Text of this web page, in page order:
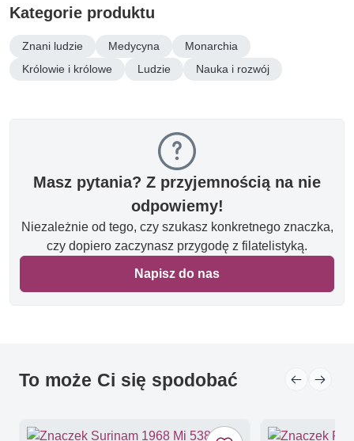
Kategorie produktu
Znani ludzie Medycyna
Monarchia
Królowie i królowe
Ludzie Nauka i rozwój
Masz pytania? Z przyjemnością na nie
odpowiemy!
Niezależnie od tego, czy szukasz konkretnego znaczka,
czy dopiero zaczynasz przygodę z filatelistyką.
Napisz do nas
To może Ci się spodobać